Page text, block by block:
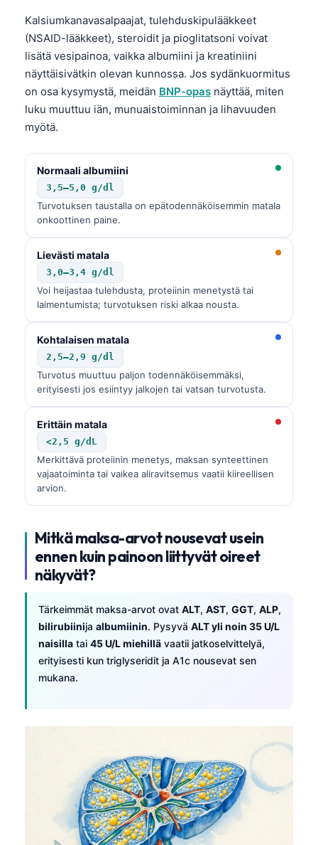
Kalsiumkanavasalpaajat, tulehduskipulääkkeet
(NSAID-lääkkeet), steroidit ja pioglitatsoni voivat
lisätä vesipainoa, vaikka albumiini ja kreatiniini
näyttäisivätkin olevan kunnossa. Jos sydänkuormitus
on osa kysymystä, meidän BNP-opas näyttää, miten
luku muuttuu iän, munuaistoiminnan ja lihavuuden
myötä.
Normaali albumiini
3,5–5,0 g/dl
Turvotuksen taustalla on epätodennäköisemmin matala
onkoottinen paine.
Lievästi matala
3,0–3,4 g/dl
Voi heijastaa tulehdusta, proteiinin menetystä tai
laimentumista; turvotuksen riski alkaa nousta.
Kohtalaisen matala
2,5–2,9 g/dl
Turvotus muuttuu paljon todennäköisemmäksi,
erityisesti jos esiintyy jalkojen tai vatsan turvotusta.
Erittäin matala
<2,5 g/dL
Merkittävä proteiinin menetys, maksan synteettinen
vajaatoiminta tai vaikea aliravitsemus vaatii kiireellisen
arvion.
Mitkä maksa-arvot nousevat usein
ennen kuin painoon liittyvät oireet
näkyvät?
Tärkeimmät maksa-arvot ovat ALT, AST, GGT, ALP,
bilirubiinija albumiinin. Pysyvä ALT yli noin 35 U/L
naisilla tai 45 U/L miehillä vaatii jatkoselvittelyä,
erityisesti kun triglyseridit ja A1c nousevat sen
mukana.
ພາສາລາວ
Basa Jawa
Cebuano
ئۇيغۇرچە
Esperanto
Ślōnskŏ gŏdka
Norsk bokmål